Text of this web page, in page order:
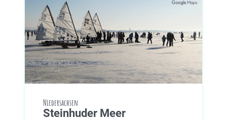
Niedersachsen
Steinhuder Meer